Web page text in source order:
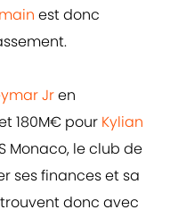
est donc
Jren
180M€ pour Kylian
Monaco, le club de
ses finances et sa
donc avec